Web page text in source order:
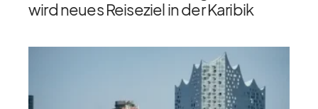
wird neues Reiseziel in der Karibik